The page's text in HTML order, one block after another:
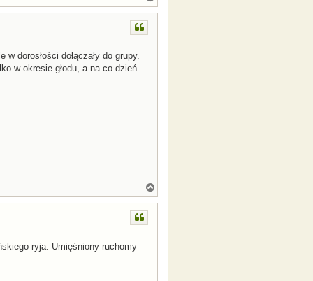
a
g
dorosłości dołączały do grupy.
w okresie głodu, a na co dzień
a
g
ryja. Umięśniony ruchomy